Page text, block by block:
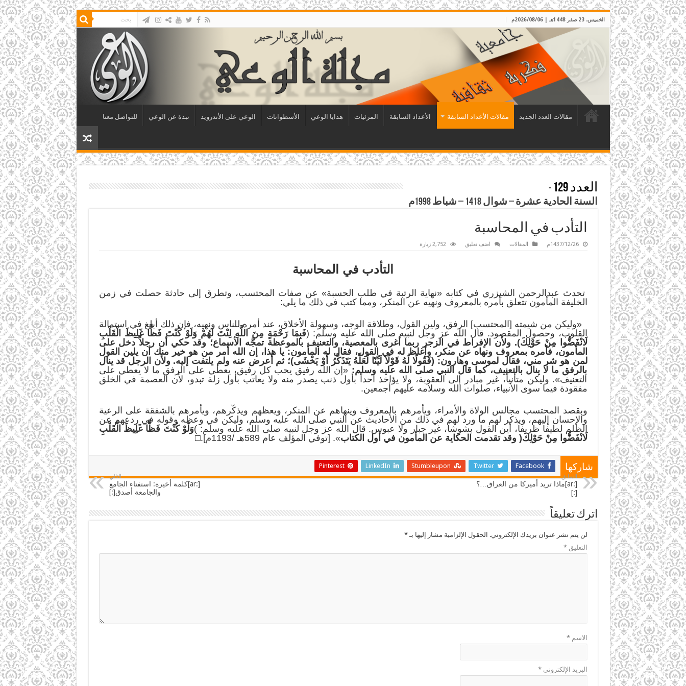
الخميس، 23 صفر 1448هـ | 2026/08/06م
مقالات العدد الجديد مقالات الأعداد السابقة الأعداد السابقة المرئيات هدايا الوعي الأسطوانات الوعي على الأندرويد نبذة عن الوعي للتواصل معنا
العدد 129
-
السنة الحادية عشرة – شوال 1418 – شباط 1998م
التأدب في المحاسبة
1437/12/26م المقالات اضف تعليق 2,752 زيارة
التأدب في المحاسبة
تحدث عبدالرحمن الشيزري في كتابه «نهاية الرتبة في طلب الحسبة» عن صفات المحتسب، وتطرق إلى حادثة حصلت في زمن
الخليفة المأمون تتعلق بأمره بالمعروف ونهيه عن المنكر، ومما كتب في ذلك ما يلي:
«وليكن من شيمته [المحتسب] الرفق، ولين القول، وطلاقة الوجه، وسهولة الأخلاق، عند أمره للناس ونهيه، فإن ذلك أبلغ في استمالة
القلوب، وحصول المقصود. قال الله عز وجل لنبيه صلى الله عليه وسلم: (فَبِمَا رَحْمَةٍ مِنَ اللَّهِ لِنْتَ لَهُمْ وَلَوْ كُنْتَ فَظًّا غَلِيظَ الْقَلْبِ
لَانْفَضُّوا مِنْ حَوْلِكَ). ولأن الإفراط في الزجر ربما أغرى بالمعصية، والتعنيف بالموعظة تمجَّه الأسماع؛ وقد حكي أن رجلاً دخل على
المأمون، فأمره بمعروف ونهاه عن منكر، وأغلظ له في القول، فقال له المأمون: يا هذا، إن الله أمر من هو خير منك أن يلين القول
لمن هو شر مني، فقال لموسى وهارون: (فَقُولَا لَهُ قَوْلًا لَيِّنًا لَعَلَّهُ يَتَذَكَّرُ أَوْ يَخْشَى)؛ ثم أعرض عنه ولم يلتفت إليه. ولأن الرجل قد ينال
بالرفق ما لا ينال بالتعنيف، كما قال النبي صلى الله عليه وسلم: «إن الله رفيق يحب كل رفيق، يعطي على الرفق ما لا يعطي على
التعنيف». وليكن متأنياً، غير مبادر إلى العقوبة، ولا يؤاخذ أحداً بأول ذنب يصدر منه ولا يعاتب بأول زلة تبدو، لأن العصمة في الخلق
مفقودة فيما سوى الأنبياء، صلوات الله وسلامه عليهم أجمعين.
وبقصد المحتسب مجالس الولاة والأمراء، ويأمرهم بالمعروف وينهاهم عن المنكر، ويعظهم ويذكّرهم، ويأمرهم بالشفقة على الرعية
والإحسان إليهم، ويذكر لهم ما ورد لهم في ذلك من الأحاديث عن النبي صلى الله عليه وسلم، وليكن في وعظه وقوله في ردعهم عن
الظلم لطيفاً ظريفاً، أين القول بشوشاً، غير جبار ولا عبوس. قال الله عز وجل لنبيه صلى الله عليه وسلم: )وَلَوْ كُنْتَ فَظًّا غَلِيظَ الْقَلْبِ
لَانْفَضُّوا مِنْ حَوْلِكَ( وقد تقدمت الحكاية عن المأمون في أول الكتاب». [توفي المؤلف عام 589هـ /1193م].□
شاركها Facebook
Twitter
Stumbleupon
LinkedIn
Pinterest
السابق
[:ar]ماذا تريد أميركا من العراق…؟
[:]
التالي
[:ar]كلمة أخيرة: استفتاء الجامع
والجامعة أصدق[:]
اترك تعليقاً
لن يتم نشر عنوان بريدك الإلكتروني. الحقول الإلزامية مشار إليها بـ*
التعليق*
الاسم*
البريد الإلكتروني*